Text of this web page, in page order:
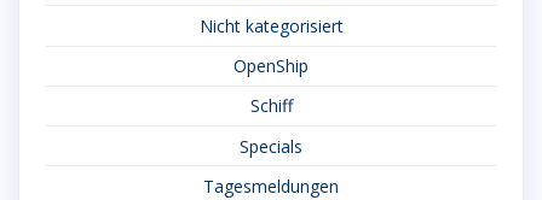
Nicht kategorisiert
OpenShip
Schiff
Specials
Tagesmeldungen